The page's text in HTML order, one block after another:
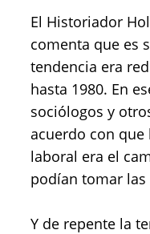
El Historiador
comenta que es
tendencia era
hasta 1980. En
sociólogos y
acuerdo con
laboral era el
podían tomar las
Y de repente la